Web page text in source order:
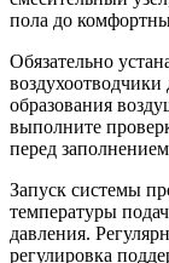
пола до
Обязательно
образования
выполните
перед
Запуск системы
температуры
давления.
регулировка